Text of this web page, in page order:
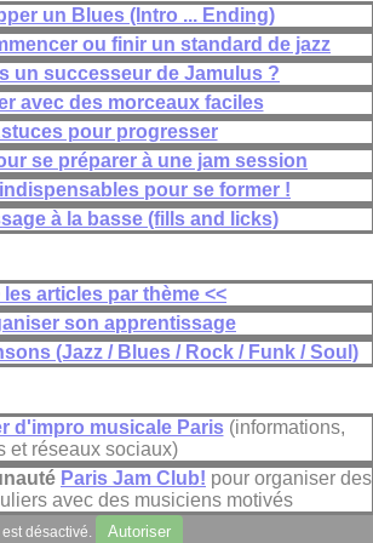
un Blues (Intro ... Ending)
ou finir un standard de jazz
un successeur de Jamulus ?
avec des morceaux faciles
pour progresser
se préparer à une jam session
pour se former !
à la basse (fills and licks)
les articles par thème <<
son apprentissage
(Jazz / Blues / Rock / Funk / Soul)
d'impro musicale Paris(informations,
et réseaux sociaux)
Paris Jam Club! pour organiser des
avec des musiciens motivés
désactivé. Autoriser